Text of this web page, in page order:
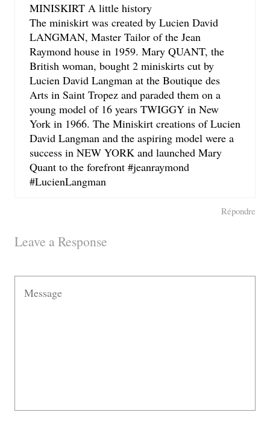
MINISKIRT A little history
The miniskirt was created by Lucien David
LANGMAN, Master Tailor of the Jean
Raymond house in 1959. Mary QUANT, the
British woman, bought 2 miniskirts cut by
Lucien David Langman at the Boutique des
Arts in Saint Tropez and paraded them on a
young model of 16 years TWIGGY in New
York in 1966. The Miniskirt creations of Lucien
David Langman and the aspiring model were a
success in NEW YORK and launched Mary
Quant to the forefront #jeanraymond
#LucienLangman
Répondre
Leave a Response